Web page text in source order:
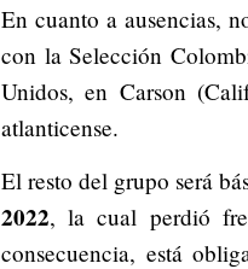
En cuanto a ausencias,
con la Selección
Unidos, en Carson
atlanticense.
El resto del grupo será
2022, la cual perdió
consecuencia, está